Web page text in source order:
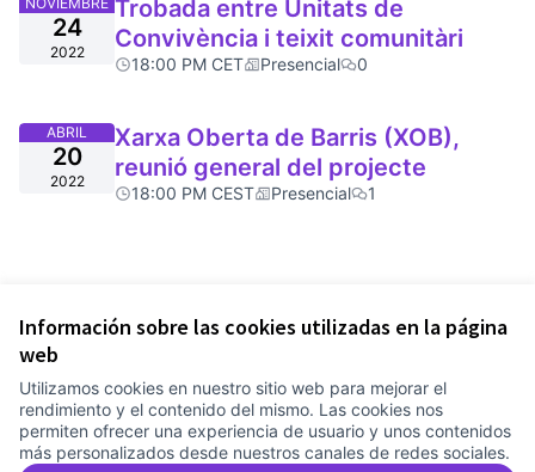
Información sobre las cookies utilizadas en la página
web
Utilizamos cookies en nuestro sitio web para mejorar el
rendimiento y el contenido del mismo. Las cookies nos
permiten ofrecer una experiencia de usuario y unos contenidos
más personalizados desde nuestros canales de redes sociales.
24
2022
Trobada entre Unitats de
Convivència i teixit comunitàri
18:00 PM CET Presencial 0
ABRIL
20
2022
Xarxa Oberta de Barris (XOB),
reunió general del projecte
18:00 PM CEST Presencial 1